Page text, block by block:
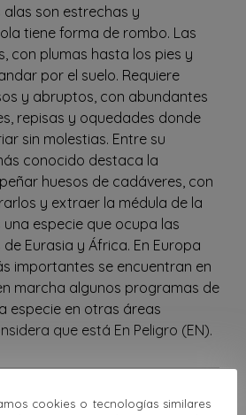
alas son estrechas y
tiene forma de rombo. Las
con plumas hasta los pies y
por el suelo. Requiere
y abruptos, con abundantes
repisas y oquedades donde
sin molestias. Entre su
conocido destaca la
huesos de cadáveres, con
y extraer la médula de la
una especie que ocupa las
Eurasia y África. En Europa
importantes se encuentran en
marcha algunos programas de
especie en otras áreas
que está En Peligro (EN).
piezacookies o tecnologías similares